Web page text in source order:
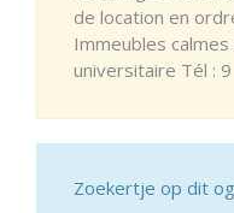
de location en
Immeubles
universitaire Tél : 9
Zoekertje op dit